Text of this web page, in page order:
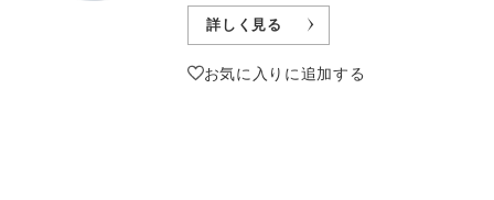
詳しく見る
お気に入りに追加する